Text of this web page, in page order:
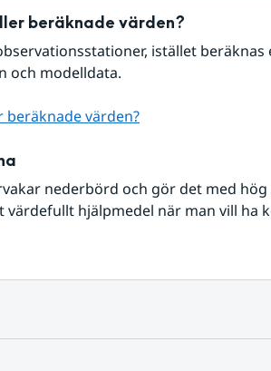
beräknade värden?
istället
och modelldata.
värden?
nederbörd och gör det med
värdefullt hjälpmedel när man vill ha